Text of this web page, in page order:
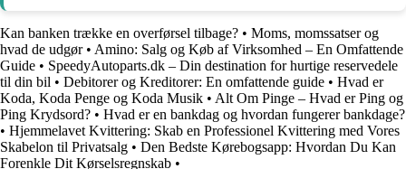
Kan banken trække en overførsel tilbage? • Moms, momssatser og
hvad de udgør• Amino: Salg og Køb af Virksomhed – En Omfattende
Guide • SpeedyAutoparts.dk – Din destination for hurtige reservedele
til din bil • Debitorer og Kreditorer: En omfattende guide • Hvad er
Koda, Koda Penge og Koda Musik • Alt Om Pinge – Hvad er Ping og
Ping Krydsord? • Hvad er en bankdag og hvordan fungerer bankdage?
• Hjemmelavet Kvittering: Skab en Professionel Kvittering med Vores
Skabelon til Privatsalg • Den Bedste Kørebogsapp: Hvordan Du Kan
Forenkle Dit Kørselsregnskab •